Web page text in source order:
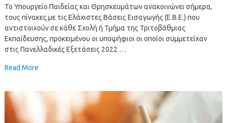
Το Υπουργείο Παιδείας και Θρησκευμάτων ανακοινώνει σήμερα,
τους πίνακες με τις Ελάχιστες Βάσεις Εισαγωγής (Ε.Β.Ε.) που
αντιστοιχούν σε κάθε Σχολή ή Τμήμα της Τριτοβάθμιας
Εκπαίδευσης, προκειμένου οι υποψήφιοι οι οποίοι συμμετείχαν
στις Πανελλαδικές Εξετάσεις 2022 …
Read More